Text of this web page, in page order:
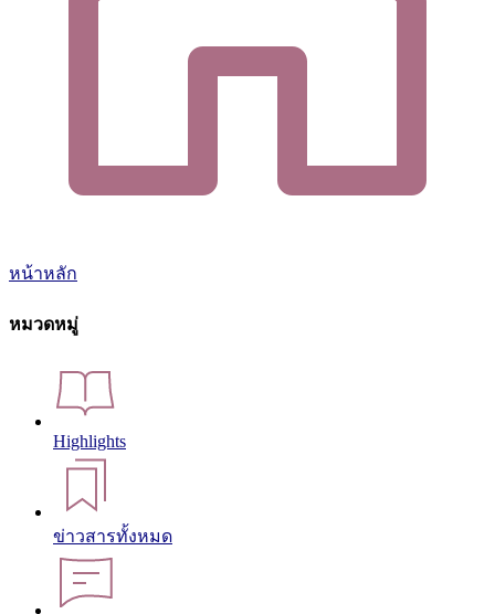
หน้าหลัก
หมวดหมู่
Highlights
ข่าวสารทั้งหมด